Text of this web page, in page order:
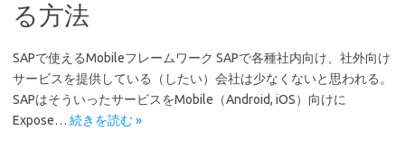
る方法
SAPで使えるMobileフレームワーク SAPで各種社内向け、社外向け
サービスを提供している（したい）会社は少なくないと思われる。
SAPはそういったサービスをMobile（Android, iOS）向けに
Expose… 続きを読む »